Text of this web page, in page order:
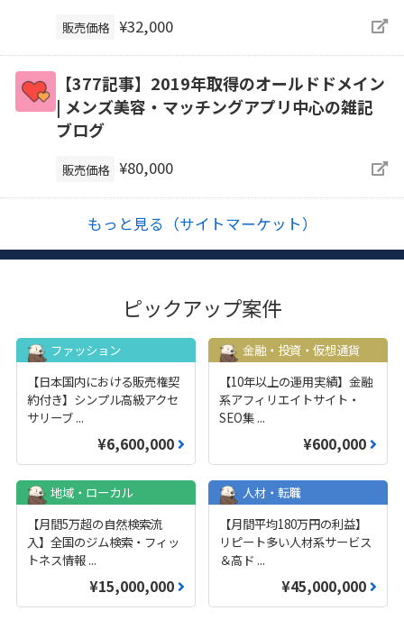
販売価格 ¥32,000
【377記事】2019年取得のオールドドメイン
| メンズ美容・マッチングアプリ中心の雑記
ブログ
販売価格 ¥80,000
もっと見る（サイトマーケット）
ピックアップ案件
ファッション
【日本国内における販売権契
約付き】シンプル高級アクセ
サリーブ ...
¥6,600,000
金融・投資・仮想通貨
【10年以上の運用実績】金融
系アフィリエイトサイト・
SEO集 ...
¥600,000
地域・ローカル
【月間5万超の自然検索流
入】全国のジム検索・フィッ
トネス情報 ...
¥15,000,000
人材・転職
【月間平均180万円の利益】
リピート多い人材系サービス
＆高ド ...
¥45,000,000